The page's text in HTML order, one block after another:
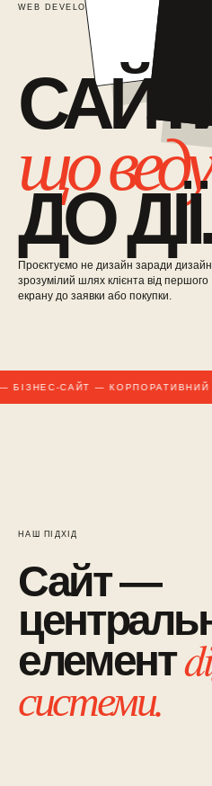
WEB DEVELOPMENT / 01
що
ДО ДІЇ.
Проєктуємо не дизайн заради
зрозумілий шлях клієнта від першого
екрану до заявки або покупки.
БІЗНЕС-САЙТ —
НАШ ПІДХІД
Сайт —
елемент
системи.